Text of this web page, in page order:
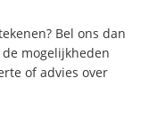
Bel ons dan
mogelijkheden
of advies over